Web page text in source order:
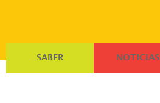
SABER NOTICIAS